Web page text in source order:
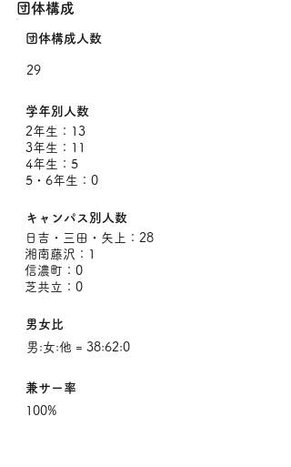
団体構成
団体構成人数
29
学年別人数
2年生：13
3年生：11
4年生：5
5・6年生：0
キャンパス別人数
日吉・三田・矢上：28
湘南藤沢：1
信濃町：0
芝共立：0
男女比
男:女:他 = 38:62:0
兼サー率
100%